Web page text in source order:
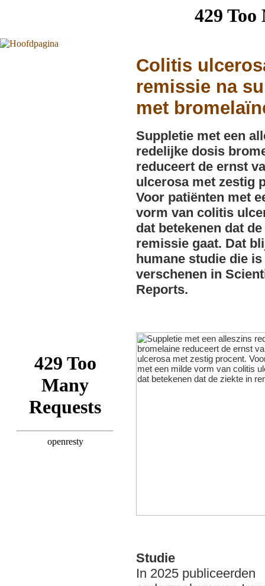
Colitis
remissie na
met
Suppletie met een
redelijke dosis
reduceert de ernst
ulcerosa met zestig
Voor patiënten met
vorm van colitis
dat betekenen dat
remissie gaat. Dat
humane studie die is
verschenen in
Reports.
Studie
In 2025 publiceerden